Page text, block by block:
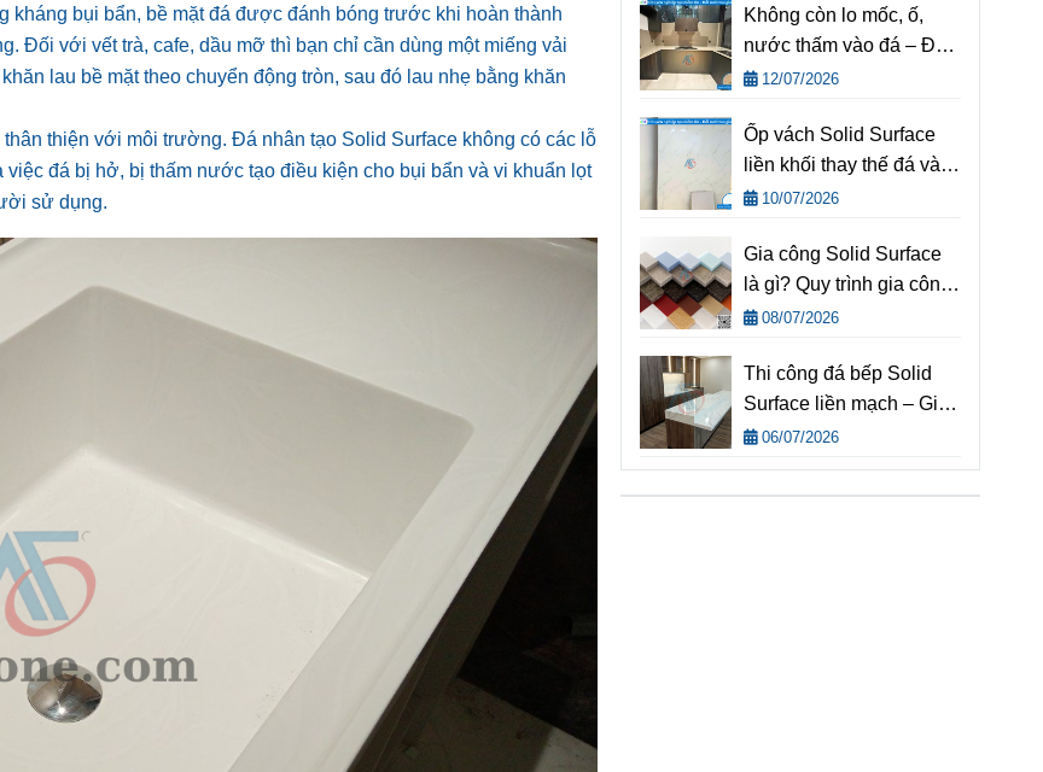
kháng bụi bẩn, bề mặt đá được đánh bóng trước khi hoàn thành
Đối với vết trà, cafe, dầu mỡ thì bạn chỉ cần dùng một miếng vải
lau bề mặt theo chuyển động tròn, sau đó lau nhẹ bằng khăn
thiện với môi trường. Đá nhân tạo Solid Surface không có các lỗ
đá bị hở, bị thấm nước tạo điều kiện cho bụi bẩn và vi khuẩn lọt
sử dụng.
Surface chuẩn kỹ thuật
từ Nội Thất AOF
Không còn lo mốc, ố,
nước thấm vào đá – Đá
bếp Solid Surface từ
bếp Việt
12/07/2026
Ốp vách Solid Surface
liền khối thay thế đá và
gỗ truyền thống
10/07/2026
Gia công Solid Surface
là gì? Quy trình gia công
Solid Surface và tiêu
08/07/2026
Thi công đá bếp Solid
Surface liền mạch – Giải
pháp nâng tầm không
06/07/2026